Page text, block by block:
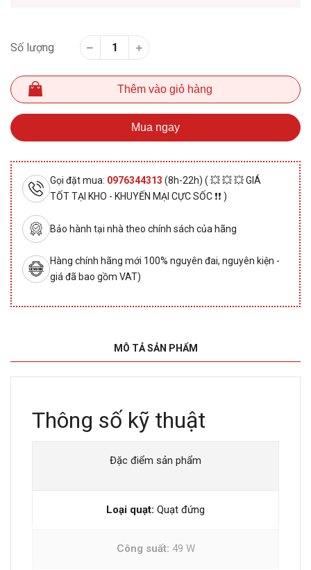
Số lượng
Thêm vào giỏ hàng
Mua ngay
Gọi đặt mua: 0976344313 (8h-22h) ( 💥 💥 💥 GIÁ
TỐT TẠI KHO - KHUYẾN MẠI CỰC SỐC ❗❗ )
Bảo hành tại nhà theo chính sách của hãng
Hàng chính hãng mới 100% nguyên đai, nguyên kiện -
giá đã bao gồm VAT)
MÔ TẢ SẢN PHẨM
Thông số kỹ thuật
Đặc điểm sản phẩm
Loại quạt: Quạt đứng
Công suất: 49 W